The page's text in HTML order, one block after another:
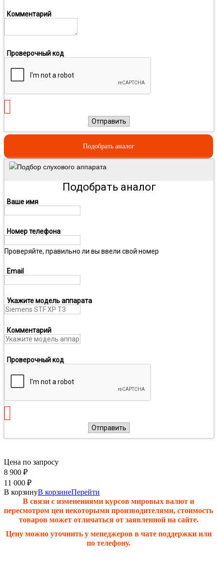
Комментарий
Проверочный код
Отправить
Подобрать аналог
Подбор слухового аппарата
Подобрать аналог
Ваше имя
Номер телефона
Проверяйте, правильно ли вы ввели свой номер
Email
Укажите модель аппарата
Комментарий
Проверочный код
Отправить
Цена по запросу
8 900 ₽
11 000 ₽
В корзинуВ корзинеПерейти
В связи с изменениями курсов мировых валют и
пересмотром цен некоторыми производителями, стоимость
товаров может отличаться от заявленной на сайте.
Цену можно уточнить у менеджеров в чате поддержки или
по телефону.